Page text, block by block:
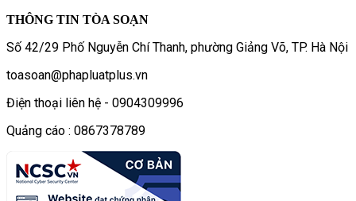
THÔNG TIN TÒA SOẠN
Số 42/29 Phố Nguyễn Chí Thanh, phường Giảng Võ, TP. Hà Nội
toasoan@phapluatplus.vn
Điện thoại liên hệ - 0904309996
Quảng cáo : 0867378789